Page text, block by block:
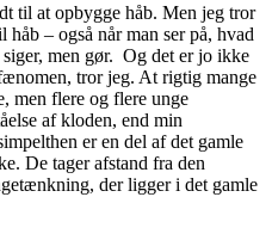
til at opbygge håb. Men jeg tror
håb – også når man ser på, hvad
men gør. Og det er jo ikke
tror jeg. At rigtig mange
men flere og flere unge
af kloden, end min
er en del af det gamle
De tager afstand fra den
der ligger i det gamle